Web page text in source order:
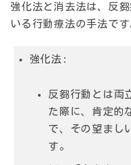
強化法と消去法は、反
いる行動療法の手法です
強化法 :
反芻行動とは両
た際に、肯定的
で、その望まし
す。